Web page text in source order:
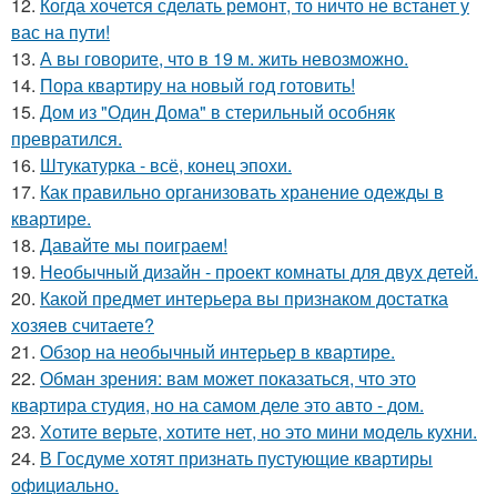
вас на пути!
13. А вы говорите, что в 19 м. жить невозможно.
14. Пора квартиру на новый год готовить!
15. Дом из "Один Дома" в стерильный особняк
превратился.
16. Штукатурка - всё, конец эпохи.
17. Как правильно организовать хранение одежды в
квартире.
18. Давайте мы поиграем!
19. Необычный дизайн - проект комнаты для двух детей.
20. Какой предмет интерьера вы признаком достатка
хозяев считаете?
21. Обзор на необычный интерьер в квартире.
22. Обман зрения: вам может показаться, что это
квартира студия, но на самом деле это авто - дом.
23. Хотите верьте, хотите нет, но это мини модель кухни.
24. В Госдуме хотят признать пустующие квартиры
официально.